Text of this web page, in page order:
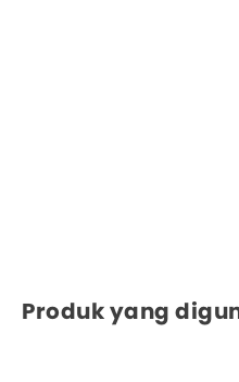
Produk yang